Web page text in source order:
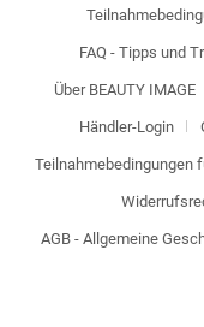
FAQ - Tipps und
Über BEAUTY IMAGE
Händler-Login
Teilnahmebedingungen
AGB - Allgemeine